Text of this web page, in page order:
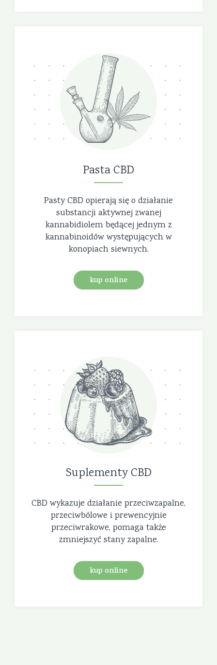
Pasta CBD
Pasty CBD opierają się o działanie
substancji aktywnej zwanej
kannabidiolem będącej jednym z
kannabinoidów występujących w
konopiach siewnych.
kup online
Suplementy CBD
CBD wykazuje działanie przeciwzapalne,
przeciwbólowe i prewencyjnie
przeciwrakowe, pomaga także
zmniejszyć stany zapalne.
kup online